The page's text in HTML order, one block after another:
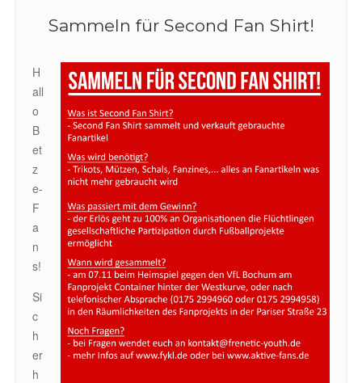
Sammeln für Second Fan Shirt!
H
all
o
B
et
z
e-
F
a
n
s!
Si
c
h
er
h